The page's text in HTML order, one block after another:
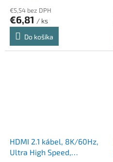
€5,54 bez DPH
€6,81 / ks
Do košíka
HDMI 2.1 kábel, 8K/60Hz,
Ultra High Speed,